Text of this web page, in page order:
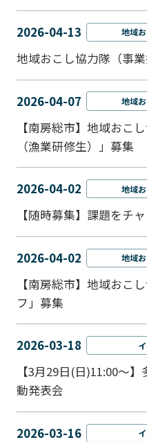
2026-04-13 地域
地域おこし協力隊（事
2026-04-07 地域
【南房総市】地域おこ
（漁業研修生）」募集
2026-04-02 地域
【随時募集】課題をチ
2026-04-02 地域
【南房総市】地域おこ
フ」募集
2026-03-18
【3月29日(日)11:00～
動発表会
2026-03-16